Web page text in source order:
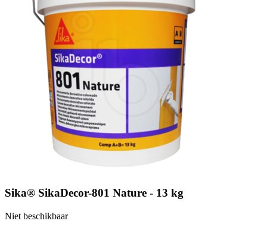
Sika® SikaDecor-801 Nature - 13 kg
Niet beschikbaar